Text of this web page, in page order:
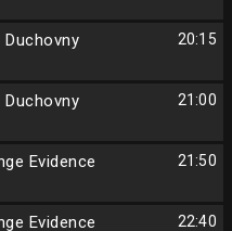
20:15
21:00
21:50
Evidence
22:40
Evidence